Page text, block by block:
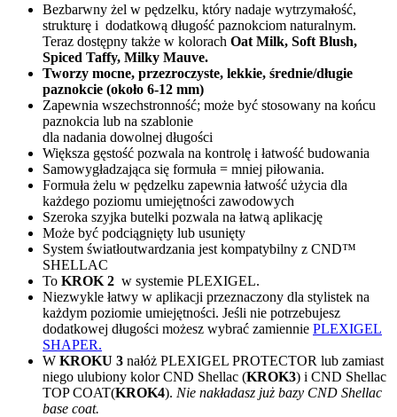
Bezbarwny żel w pędzelku, który nadaje wytrzymałość,
strukturę i dodatkową długość paznokciom naturalnym.
Teraz dostępny także w kolorach Oat Milk, Soft Blush,
Spiced Taffy, Milky Mauve.
Tworzy mocne, przezroczyste, lekkie, średnie/długie
paznokcie (około 6-12 mm)
Zapewnia wszechstronność; może być stosowany na końcu
paznokcia lub na szablonie
dla nadania dowolnej długości
Większa gęstość pozwala na kontrolę i łatwość budowania
Samowygładzająca się formuła = mniej piłowania.
Formuła żelu w pędzelku zapewnia łatwość użycia dla
każdego poziomu umiejętności zawodowych
Szeroka szyjka butelki pozwala na łatwą aplikację
Może być podciągnięty lub usunięty
System światłoutwardzania jest kompatybilny z CND™
SHELLAC
To KROK 2 w systemie PLEXIGEL.
Niezwykle łatwy w aplikacji przeznaczony dla stylistek na
każdym poziomie umiejętności. Jeśli nie potrzebujesz
dodatkowej długości możesz wybrać zamiennie PLEXIGEL
SHAPER.
W KROKU 3 nałóż PLEXIGEL PROTECTOR lub zamiast
niego ulubiony kolor CND Shellac (KROK3) i CND Shellac
TOP COAT(KROK4). Nie nakładasz już bazy CND Shellac
base coat.